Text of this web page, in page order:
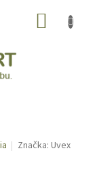
Značka:Uvex